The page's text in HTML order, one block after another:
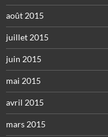
août 2015
juillet 2015
juin 2015
mai 2015
avril 2015
mars 2015